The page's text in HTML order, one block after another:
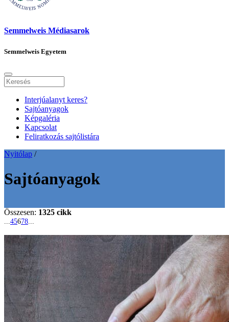
Semmelweis Médiasarok
Semmelweis Egyetem
Interjúalanyt keres?
Sajtóanyagok
Képgaléria
Kapcsolat
Feliratkozás sajtólistára
Nyitólap /
Sajtóanyagok
Összesen: 1325 cikk
45678